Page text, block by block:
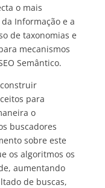
o mais
Informação e a
de taxonomias e
mecanismos
Semântico.
construir
para
o
buscadores
sobre este
os algoritmos os
aumentando
de buscas,